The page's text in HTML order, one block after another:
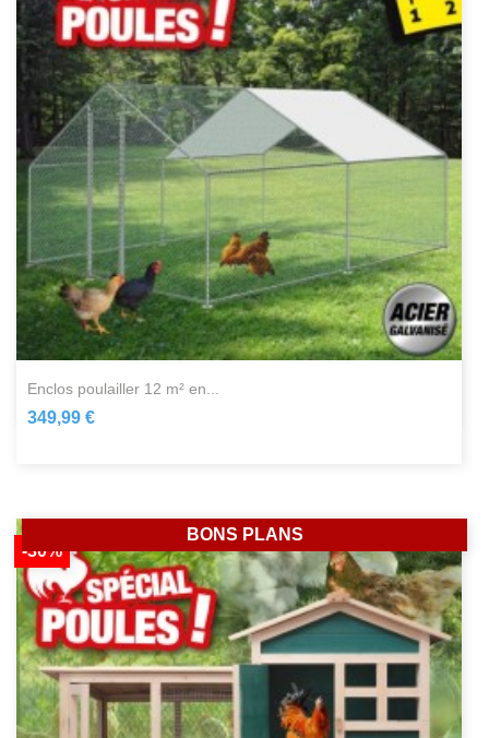
enclos poulailler 12 m² en...
349,99 €
-30%
BONS PLANS